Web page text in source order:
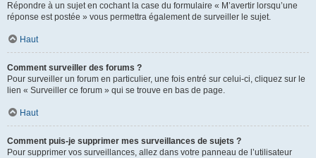
Répondre à un sujet en cochant la case du formulaire « M’avertir lorsqu’une
réponse est postée » vous permettra également de surveiller le sujet.
Haut
Comment surveiller des forums ?
Pour surveiller un forum en particulier, une fois entré sur celui-ci, cliquez sur le
lien « Surveiller ce forum » qui se trouve en bas de page.
Haut
Comment puis-je supprimer mes surveillances de sujets ?
Pour supprimer vos surveillances, allez dans votre panneau de l’utilisateur